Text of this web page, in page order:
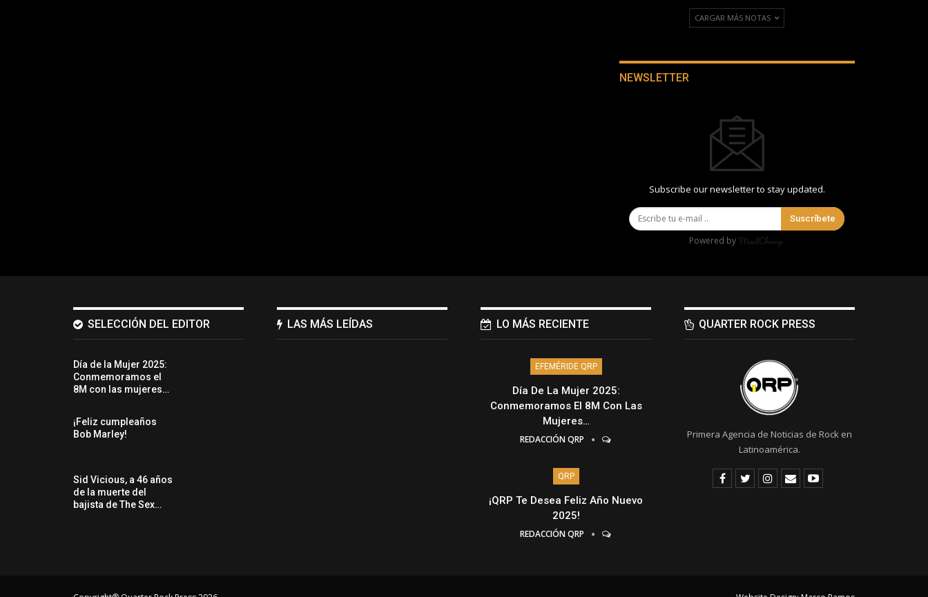
CARGAR MÁS NOTAS
NEWSLETTER
Subscribe our newsletter to stay updated.
Suscríbete
Powered by
SELECCIÓN DEL EDITOR
Día de la Mujer 2025:
Conmemoramos el
8M con las mujeres…
¡Feliz cumpleaños
Bob Marley!
Sid Vicious, a 46 años
de la muerte del
bajista de The Sex…
LAS MÁS LEÍDAS LO MÁS RECIENTE
EFEMÉRIDE QRP
Día De La Mujer 2025:
Conmemoramos El 8M Con Las
Mujeres…
REDACCIÓN QRP
QRP
¡QRP Te Desea Feliz Año Nuevo
2025!
REDACCIÓN QRP
QUARTER ROCK PRESS
Primera Agencia de Noticias de Rock en
Latinoamérica.